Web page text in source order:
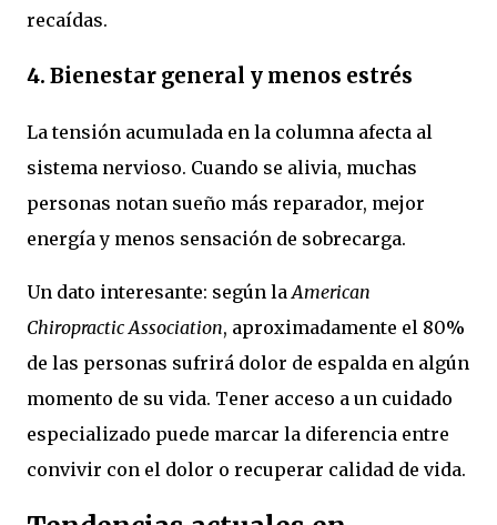
recaídas.
4. Bienestar general y menos estrés
La tensión acumulada en la columna afecta al
sistema nervioso. Cuando se alivia, muchas
personas notan sueño más reparador, mejor
energía y menos sensación de sobrecarga.
Un dato interesante: según laAmerican
Chiropractic Association, aproximadamente el 80%
de las personas sufrirá dolor de espalda en algún
momento de su vida. Tener acceso a un cuidado
especializado puede marcar la diferencia entre
convivir con el dolor o recuperar calidad de vida.